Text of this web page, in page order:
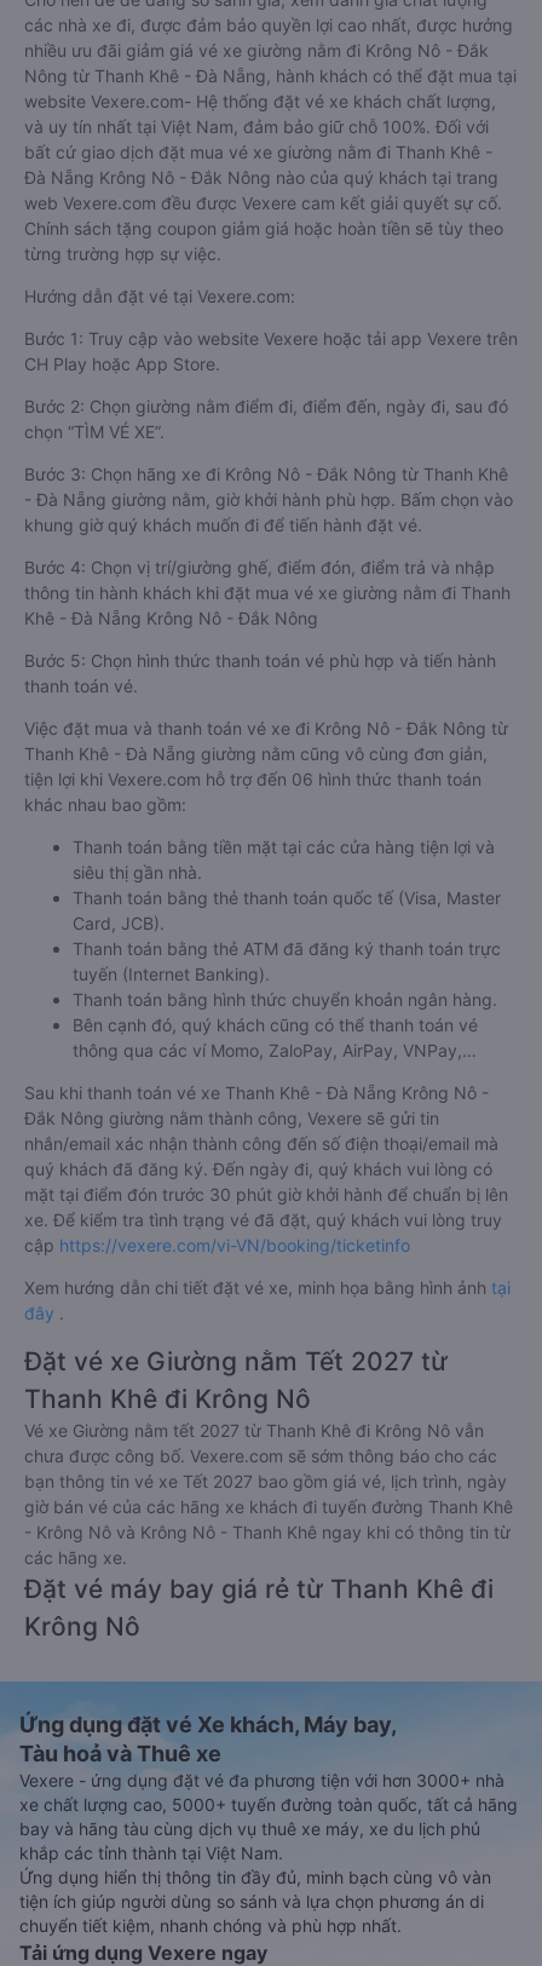
các nhà xe đi, được đảm bảo quyền lợi cao nhất, được hưởng
nhiều ưu đãi giảm giá vé xe giường nằm đi Krông Nô - Đắk
Nông từ Thanh Khê - Đà Nẵng, hành khách có thể đặt mua tại
website Vexere.com- Hệ thống đặt vé xe khách chất lượng,
và uy tín nhất tại Việt Nam, đảm bảo giữ chỗ 100%. Đối với
bất cứ giao dịch đặt mua vé xe giường nằm đi Thanh Khê -
Đà Nẵng Krông Nô - Đắk Nông nào của quý khách tại trang
web Vexere.com đều được Vexere cam kết giải quyết sự cố.
Chính sách tặng coupon giảm giá hoặc hoàn tiền sẽ tùy theo
từng trường hợp sự việc.
Hướng dẫn đặt vé tại Vexere.com:
Bước 1: Truy cập vào website Vexere hoặc tải app Vexere trên
CH Play hoặc App Store.
Bước 2: Chọn giường nằm điểm đi, điểm đến, ngày đi, sau đó
chọn “TÌM VÉ XE”.
Bước 3: Chọn hãng xe đi Krông Nô - Đắk Nông từ Thanh Khê
- Đà Nẵng giường nằm, giờ khởi hành phù hợp. Bấm chọn vào
khung giờ quý khách muốn đi để tiến hành đặt vé.
Bước 4: Chọn vị trí/giường ghế, điểm đón, điểm trả và nhập
thông tin hành khách khi đặt mua vé xe giường nằm đi Thanh
Khê - Đà Nẵng Krông Nô - Đắk Nông
Bước 5: Chọn hình thức thanh toán vé phù hợp và tiến hành
thanh toán vé.
Việc đặt mua và thanh toán vé xe đi Krông Nô - Đắk Nông từ
Thanh Khê - Đà Nẵng giường nằm cũng vô cùng đơn giản,
tiện lợi khi Vexere.com hỗ trợ đến 06 hình thức thanh toán
khác nhau bao gồm:
Thanh toán bằng tiền mặt tại các cửa hàng tiện lợi và
siêu thị gần nhà.
Thanh toán bằng thẻ thanh toán quốc tế (Visa, Master
Card, JCB).
Thanh toán bằng thẻ ATM đã đăng ký thanh toán trực
tuyến (Internet Banking).
Thanh toán bằng hình thức chuyển khoản ngân hàng.
Bên cạnh đó, quý khách cũng có thể thanh toán vé
thông qua các ví Momo, ZaloPay, AirPay, VNPay,…
Sau khi thanh toán vé xe Thanh Khê - Đà Nẵng Krông Nô -
Đắk Nông giường nằm thành công, Vexere sẽ gửi tin
nhắn/email xác nhận thành công đến số điện thoại/email mà
quý khách đã đăng ký. Đến ngày đi, quý khách vui lòng có
mặt tại điểm đón trước 30 phút giờ khởi hành để chuẩn bị lên
xe. Để kiểm tra tình trạng vé đã đặt, quý khách vui lòng truy
cập https://vexere.com/vi-VN/booking/ticketinfo
Xem hướng dẫn chi tiết đặt vé xe, minh họa bằng hình ảnh tại
đây .
Đặt vé xe Giường nằm Tết 2027 từ
Thanh Khê đi Krông Nô
Vé xe Giường nằm tết 2027 từ Thanh Khê đi Krông Nô vẫn
chưa được công bố. Vexere.com sẽ sớm thông báo cho các
bạn thông tin vé xe Tết 2027 bao gồm giá vé, lịch trình, ngày
giờ bán vé của các hãng xe khách đi tuyến đường Thanh Khê
- Krông Nô và Krông Nô - Thanh Khê ngay khi có thông tin từ
các hãng xe.
Đặt vé máy bay giá rẻ từ Thanh Khê đi
Krông Nô
Ứng dụng đặt vé Xe khách, Máy bay,
Tàu hoả và Thuê xe
Vexere - ứng dụng đặt vé đa phương tiện với hơn 3000+ nhà
xe chất lượng cao, 5000+ tuyến đường toàn quốc, tất cả hãng
bay và hãng tàu cùng dịch vụ thuê xe máy, xe du lịch phủ
khắp các tỉnh thành tại Việt Nam.
Ứng dụng hiển thị thông tin đầy đủ, minh bạch cùng vô vàn
tiện ích giúp người dùng so sánh và lựa chọn phương án di
chuyển tiết kiệm, nhanh chóng và phù hợp nhất.
Tải ứng dụng Vexere ngay